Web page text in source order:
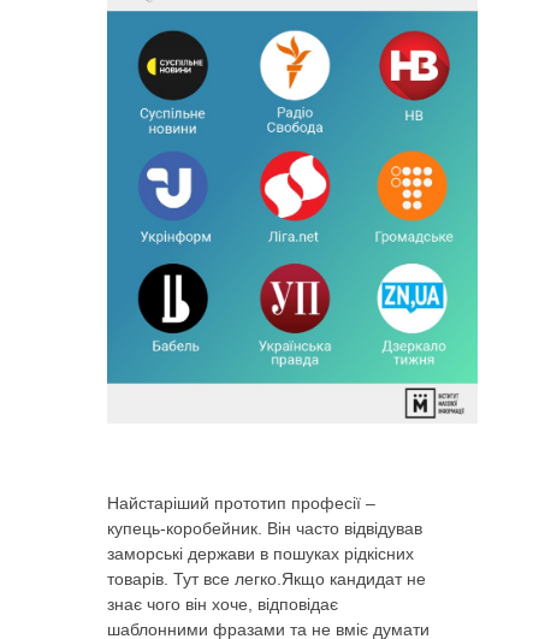
Найстаріший прототип професії –
купець-коробейник. Він часто відвідував
заморські держави в пошуках рідкісних
товарів. Тут все легко.Якщо кандидат не
знає чого він хоче, відповідає
шаблонними фразами та не вміє думати